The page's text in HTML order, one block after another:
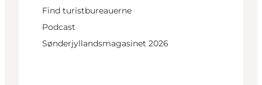
Find turistbureauerne
Podcast
Sønderjyllandsmagasinet 2026